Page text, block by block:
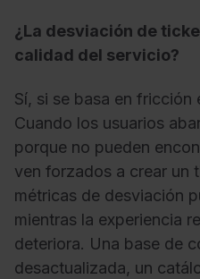
¿La desviación de
calidad del servicio?
Sí, si se basa en fricción
Cuando los usuarios
porque no pueden
ven forzados a crear un
métricas de desviación
mientras la experiencia
deteriora. Una base de
desactualizada, un